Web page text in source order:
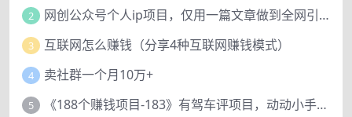
2 网创公众号个人ip项目，仅用一篇文章做到全网引流！
3 互联网怎么赚钱（分享4种互联网赚钱模式）
4 卖社群一个月10万+
5 《188个赚钱项目-183》有驾车评项目，动动小手，复制粘贴赚44元！